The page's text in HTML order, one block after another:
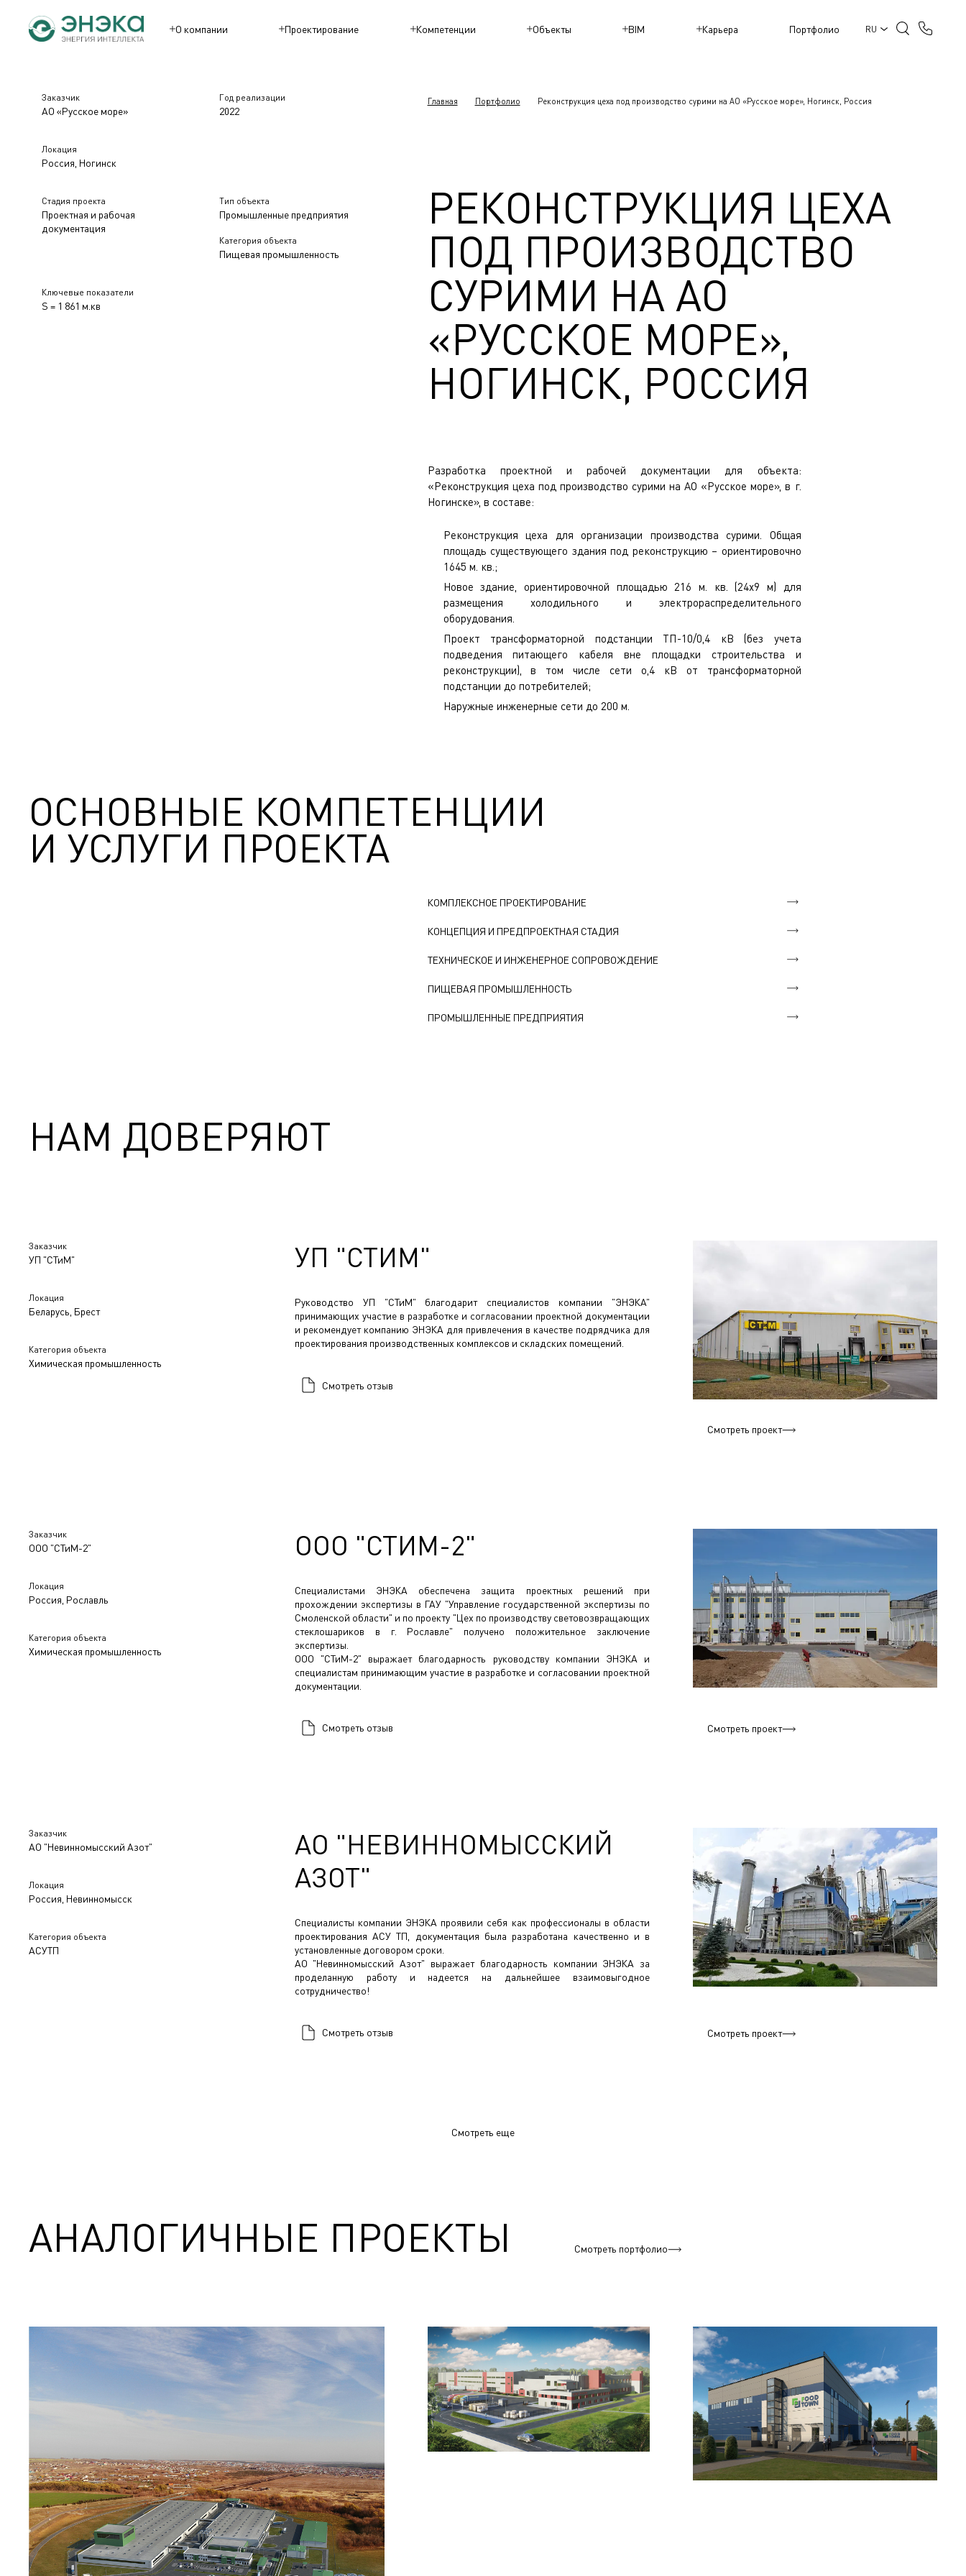
О компании Проектирование Компетенции Объекты BIM Карьера Портфолио RU
Заказчик
АО «Русское море»
Год реализации
2022
Локация
Россия, Ногинск
Стадия проекта
Проектная и рабочая
документация
Тип объекта
Промышленные предприятия
Категория объекта
Пищевая промышленность
Ключевые показатели
S = 1 861 м.кв
Главная Портфолио Реконструкция цеха под производство сурими на АО «Русское море», Ногинск, Россия
РЕКОНСТРУКЦИЯ ЦЕХА
ПОД ПРОИЗВОДСТВО
СУРИМИ НА АО
«РУССКОЕ МОРЕ»,
НОГИНСК, РОССИЯ
Разработка проектной и рабочей документации для объекта:
«Реконструкция цеха под производство сурими на АО «Русское море», в г.
Ногинске», в составе:
Реконструкция цеха для организации производства сурими. Общая
площадь существующего здания под реконструкцию – ориентировочно
1645 м. кв.;
Новое здание, ориентировочной площадью 216 м. кв. (24х9 м) для
размещения холодильного и электрораспределительного
оборудования.
Проект трансформаторной подстанции ТП-10/0,4 кВ (без учета
подведения питающего кабеля вне площадки строительства и
реконструкции), в том числе сети о,4 кВ от трансформаторной
подстанции до потребителей;
Наружные инженерные сети до 200 м.
ОСНОВНЫЕ КОМПЕТЕНЦИИ
И УСЛУГИ ПРОЕКТА
КОМПЛЕКСНОЕ ПРОЕКТИРОВАНИЕ
КОНЦЕПЦИЯ И ПРЕДПРОЕКТНАЯ СТАДИЯ
ТЕХНИЧЕСКОЕ И ИНЖЕНЕРНОЕ СОПРОВОЖДЕНИЕ
ПИЩЕВАЯ ПРОМЫШЛЕННОСТЬ
ПРОМЫШЛЕННЫЕ ПРЕДПРИЯТИЯ
НАМ ДОВЕРЯЮТ
Заказчик
УП "СТиМ"
Локация
Беларусь, Брест
Категория объекта
Химическая промышленность
УП "СТИМ"
Руководство УП "СТиМ" благодарит специалистов компании "ЭНЭКА"
принимающих участие в разработке и согласовании проектной документации
и рекомендует компанию ЭНЭКА для привлечения в качестве подрядчика для
проектирования производственных комплексов и складских помещений.
Смотреть отзыв
Смотреть проект
Заказчик
ООО "СТиМ-2"
Локация
Россия, Рославль
Категория объекта
Химическая промышленность
ООО "СТИМ-2"
Специалистами ЭНЭКА обеспечена защита проектных решений при
прохождении экспертизы в ГАУ "Управление государственной экспертизы по
Смоленской области" и по проекту "Цех по производству световозвращающих
стеклошариков в г. Рославле" получено положительное заключение
экспертизы.
ООО "СТиМ-2" выражает благодарность руководству компании ЭНЭКА и
специалистам принимающим участие в разработке и согласовании проектной
документации.
Смотреть отзыв Смотреть проект
Заказчик
АО "Невинномысский Азот"
Локация
Россия, Невинномысск
Категория объекта
АСУТП
АО "НЕВИННОМЫССКИЙ
АЗОТ"
Специалисты компании ЭНЭКА проявили себя как профессионалы в области
проектирования АСУ ТП, документация была разработана качественно и в
установленные договором сроки.
АО "Невинномысский Азот" выражает благодарность компании ЭНЭКА за
проделанную работу и надеется на дальнейшее взаимовыгодное
сотрудничество!
Смотреть отзыв Смотреть проект
Смотреть еще
АНАЛОГИЧНЫЕ ПРОЕКТЫ Смотреть портфолио